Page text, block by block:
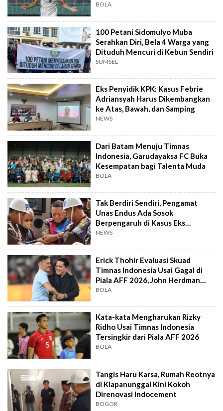
BOLA
100 Petani Sidomulyo Muba
Serahkan Diri, Bela 4 Warga yang
Dituduh Mencuri di Kebun Sendiri
SUMSEL
Eks Penyidik KPK: Kasus Febrie
Adriansyah Harus Dikembangkan
ke Atas, Bawah, dan Samping
NEWS
Dari Batam Menuju Timnas
Indonesia, Garudayaksa FC Buka
Kesempatan bagi Talenta Muda
BOLA
Tak Berdiri Sendiri, Pengamat
Unas Endus Ada Sosok
Berpengaruh di Kasus Eks
Jampidsus
NEWS
Erick Thohir Evaluasi Skuad
Timnas Indonesia Usai Gagal di
Piala AFF 2026, John Herdman
Out?
BOLA
Kata-kata Mengharukan Rizky
Ridho Usai Timnas Indonesia
Tersingkir dari Piala AFF 2026
BOLA
Tangis Haru Karsa, Rumah Reotnya
di Klapanunggal Kini Kokoh
Direnovasi Indocement
BOGOR